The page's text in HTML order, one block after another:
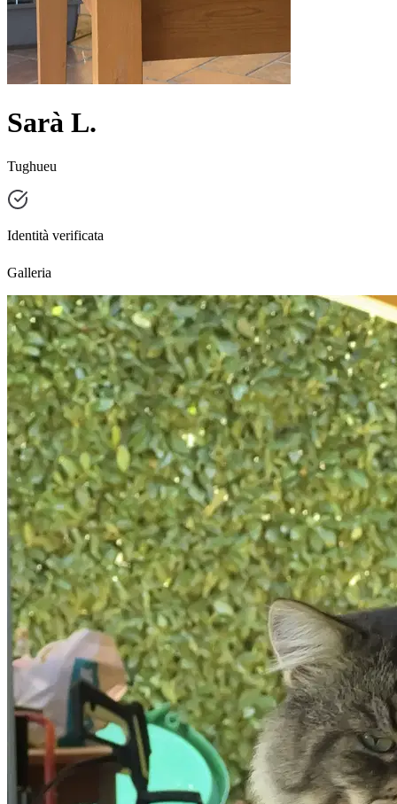
Sarà L.
Tughueu
Identità verificata
Galleria